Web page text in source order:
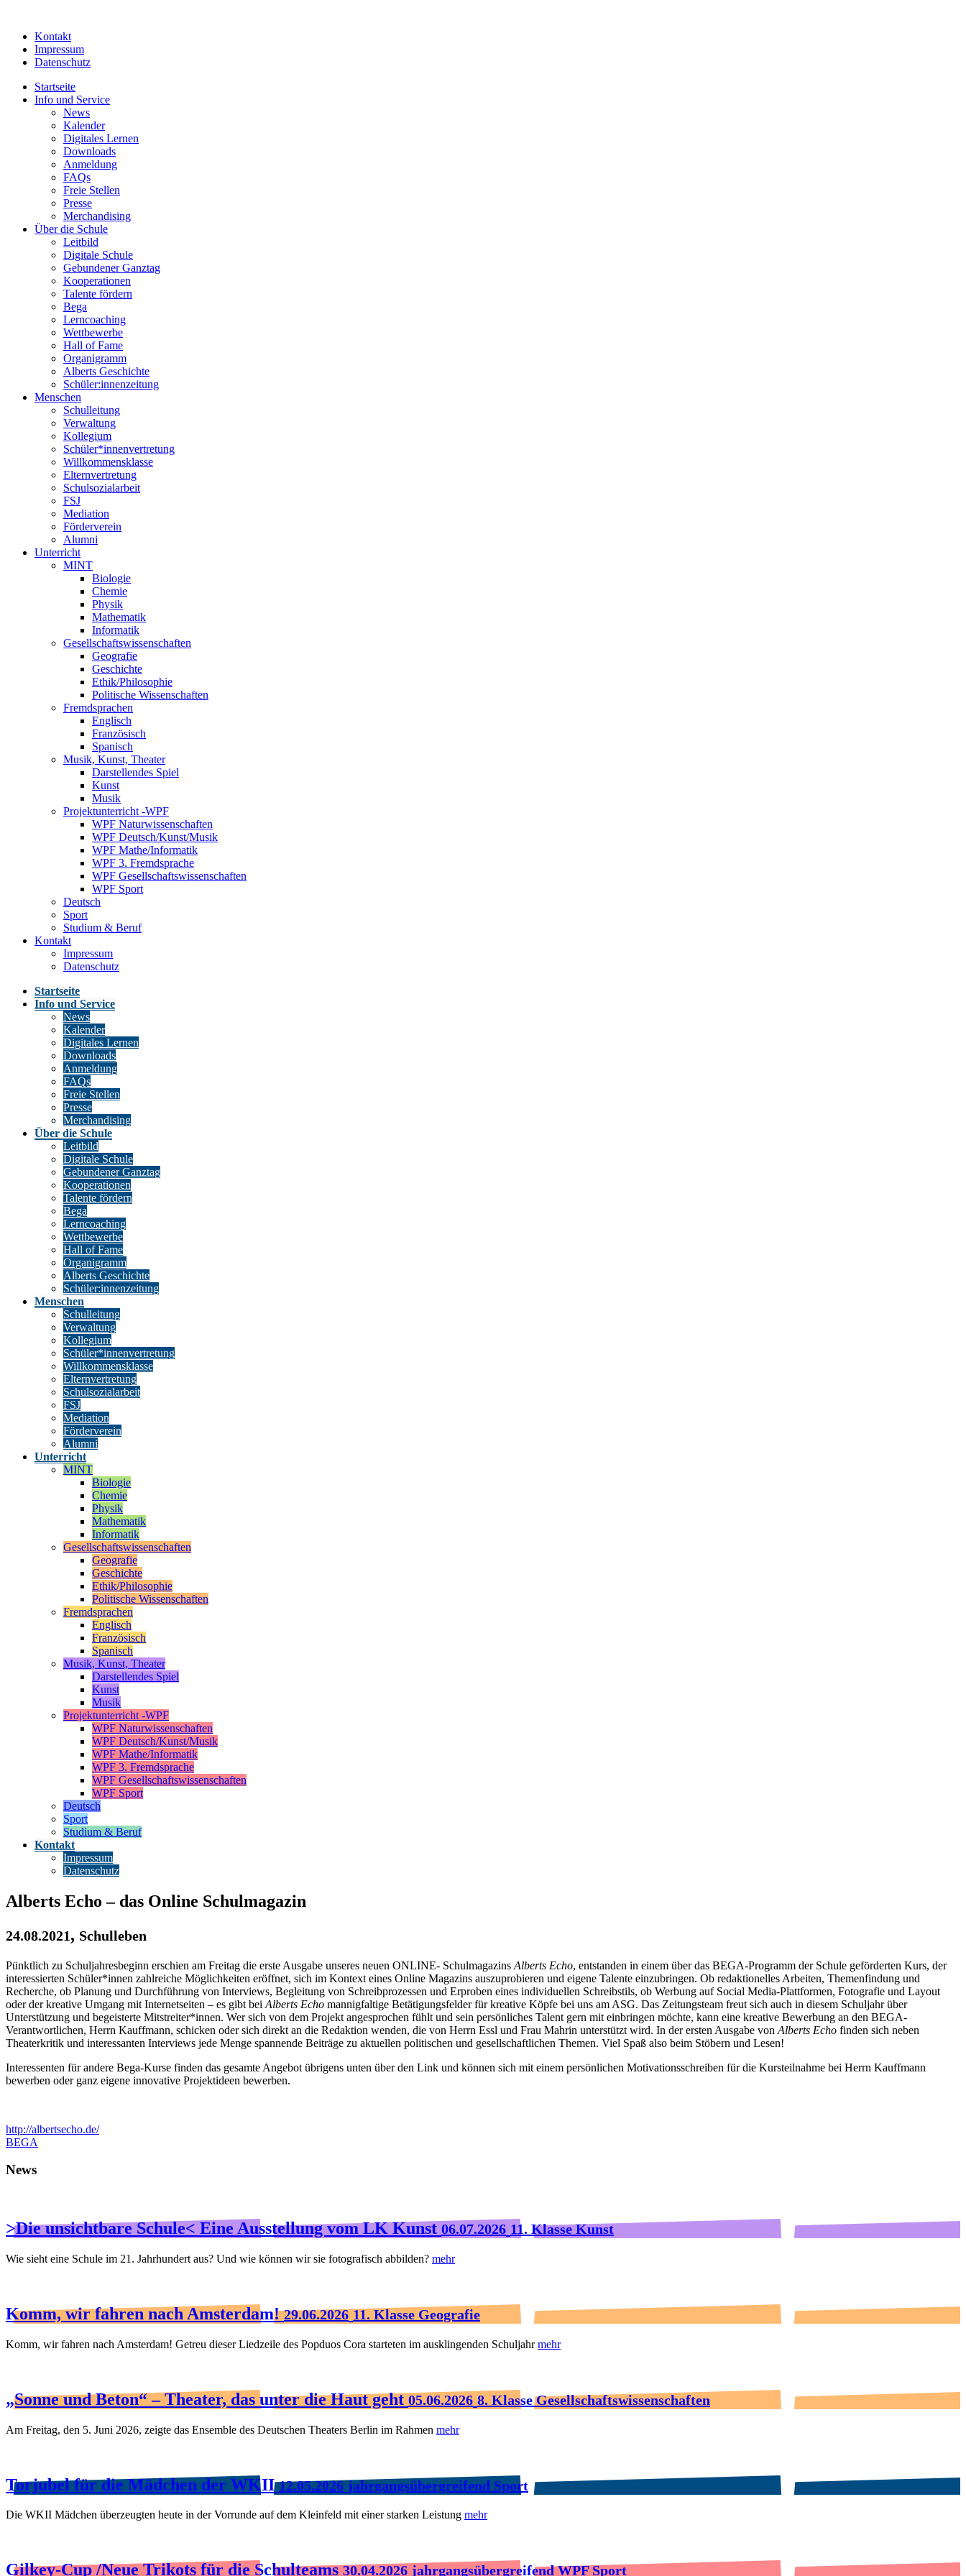
Kontakt
Impressum
Datenschutz
Startseite
Info und Service
News
Kalender
Digitales Lernen
Downloads
Anmeldung
FAQs
Freie Stellen
Presse
Merchandising
Über die Schule
Leitbild
Digitale Schule
Gebundener Ganztag
Kooperationen
Talente fördern
Bega
Lerncoaching
Wettbewerbe
Hall of Fame
Organigramm
Alberts Geschichte
Schüler:innenzeitung
Menschen
Schulleitung
Verwaltung
Kollegium
Schüler*innenvertretung
Willkommensklasse
Elternvertretung
Schulsozialarbeit
FSJ
Mediation
Förderverein
Alumni
Unterricht
MINT
Biologie
Chemie
Physik
Mathematik
Informatik
Gesellschaftswissenschaften
Geografie
Geschichte
Ethik/Philosophie
Politische Wissenschaften
Fremdsprachen
Englisch
Französisch
Spanisch
Musik, Kunst, Theater
Darstellendes Spiel
Kunst
Musik
Projektunterricht -WPF
WPF Naturwissenschaften
WPF Deutsch/Kunst/Musik
WPF Mathe/Informatik
WPF 3. Fremdsprache
WPF Gesellschaftswissenschaften
WPF Sport
Deutsch
Sport
Studium & Beruf
Kontakt
Impressum
Datenschutz
Startseite
Info und Service
News
Kalender
Digitales Lernen
Downloads
Anmeldung
FAQs
Freie Stellen
Presse
Merchandising
Über die Schule
Leitbild
Digitale Schule
Gebundener Ganztag
Kooperationen
Talente fördern
Bega
Lerncoaching
Wettbewerbe
Hall of Fame
Organigramm
Alberts Geschichte
Schüler:innenzeitung
Menschen
Schulleitung
Verwaltung
Kollegium
Schüler*innenvertretung
Willkommensklasse
Elternvertretung
Schulsozialarbeit
FSJ
Mediation
Förderverein
Alumni
Unterricht
MINT
Biologie
Chemie
Physik
Mathematik
Informatik
Gesellschaftswissenschaften
Geografie
Geschichte
Ethik/Philosophie
Politische Wissenschaften
Fremdsprachen
Englisch
Französisch
Spanisch
Musik, Kunst, Theater
Darstellendes Spiel
Kunst
Musik
Projektunterricht -WPF
WPF Naturwissenschaften
WPF Deutsch/Kunst/Musik
WPF Mathe/Informatik
WPF 3. Fremdsprache
WPF Gesellschaftswissenschaften
WPF Sport
Deutsch
Sport
Studium & Beruf
Kontakt
Impressum
Datenschutz
Alberts Echo – das Online Schulmagazin
24.08.2021, Schulleben
Pünktlich zu Schuljahresbeginn erschien am Freitag die erste Ausgabe unseres neuen ONLINE- Schulmagazins Alberts Echo, entstanden in einem über das BEGA-Programm der Schule geförderten Kurs, der
interessierten Schüler*innen zahlreiche Möglichkeiten eröffnet, sich im Kontext eines Online Magazins auszuprobieren und eigene Talente einzubringen. Ob redaktionelles Arbeiten, Themenfindung und
Recherche, ob Planung und Durchführung von Interviews, Begleitung von Schreibprozessen und Erproben eines individuellen Schreibstils, ob Werbung auf Social Media-Plattformen, Fotografie und Layout
oder der kreative Umgang mit Internetseiten – es gibt bei Alberts Echo mannigfaltige Betätigungsfelder für kreative Köpfe bei uns am ASG. Das Zeitungsteam freut sich auch in diesem Schuljahr über
Unterstützung und begeisterte Mitstreiter*innen. Wer sich von dem Projekt angesprochen fühlt und sein persönliches Talent gern mit einbringen möchte, kann eine kreative Bewerbung an den BEGA-
Verantwortlichen, Herrn Kauffmann, schicken oder sich direkt an die Redaktion wenden, die von Herrn Essl und Frau Mahrin unterstützt wird. In der ersten Ausgabe von Alberts Echo finden sich neben
Theaterkritik und interessanten Interviews jede Menge spannende Beiträge zu aktuellen politischen und gesellschaftlichen Themen. Viel Spaß also beim Stöbern und Lesen!
Interessenten für andere Bega-Kurse finden das gesamte Angebot übrigens unten über den Link und können sich mit einem persönlichen Motivationsschreiben für die Kursteilnahme bei Herrn Kauffmann
bewerben oder ganz eigene innovative Projektideen bewerben.
http://albertsecho.de/
BEGA
News
>Die unsichtbare Schule< Eine Ausstellung vom LK Kunst 06.07.2026 11. Klasse Kunst
Wie sieht eine Schule im 21. Jahrhundert aus? Und wie können wir sie fotografisch abbilden? mehr
Komm, wir fahren nach Amsterdam!29.06.2026 11. Klasse Geografie
Komm, wir fahren nach Amsterdam! Getreu dieser Liedzeile des Popduos Cora starteten im ausklingenden Schuljahrmehr
„Sonne und Beton“ – Theater, das unter die Haut geht05.06.2026 8. Klasse Gesellschaftswissenschaften
Am Freitag, den 5. Juni 2026, zeigte das Ensemble des Deutschen Theaters Berlin im Rahmen mehr
Torjubel für die Mädchen der WKII12.05.2026 jahrgangsübergreifend Sport
Die WKII Mädchen überzeugten heute in der Vorrunde auf dem Kleinfeld mit einer starken Leistung mehr
Gilkey-Cup /Neue Trikots für die Schulteams30.04.2026 jahrgangsübergreifend WPF Sport